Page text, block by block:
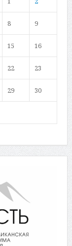
8 9
15 16
22 23
29 30